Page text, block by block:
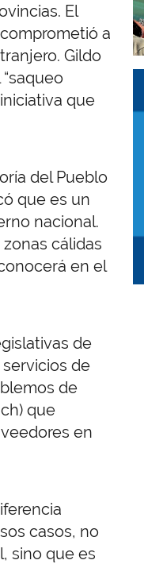
El
a
Gildo
que
del Pueblo
que es un
nacional.
cálidas
en el
de
de
de
que
en
casos, no
sino que es